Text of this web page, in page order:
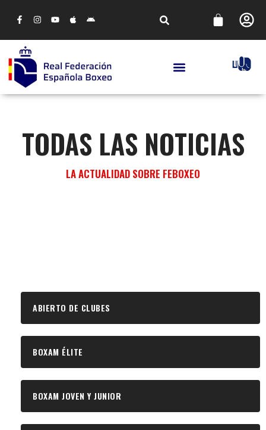
TODAS LAS NOTICIAS
LA ACTUALIDAD SOBRE FEBOXEO
ABIERTO DE CLUBES
BOXAM ÉLITE
BOXAM JOVEN Y JUNIOR